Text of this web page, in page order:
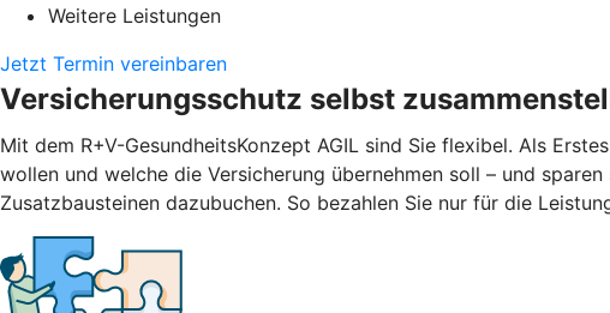
Weitere Leistungen
Jetzt Termin vereinbaren
Versicherungsschutz selbst
Mit dem R+V-GesundheitsKonzept AGIL sind Sie flexibel. Als
wollen und welche die Versicherung übernehmen soll – und
Zusatzbausteinen dazubuchen. So bezahlen Sie nur für die